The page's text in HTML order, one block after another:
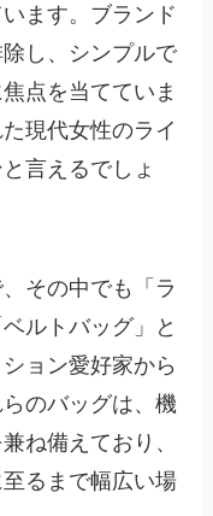
ます。ブランド
し、シンプルで
点を当てていま
現代女性のライ
言えるでしょ
その中でも「ラ
ルトバッグ」と
ョン愛好家から
のバッグは、機
ね備えており、
るまで幅広い場